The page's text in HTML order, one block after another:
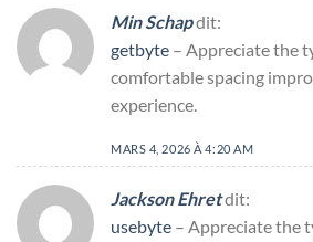
Min Schapdit:
getbyte – Appreciate the
comfortable spacing
experience.
MARS 4, 2026 À 4:20 AM
Jackson Ehretdit:
usebyte – Appreciate the